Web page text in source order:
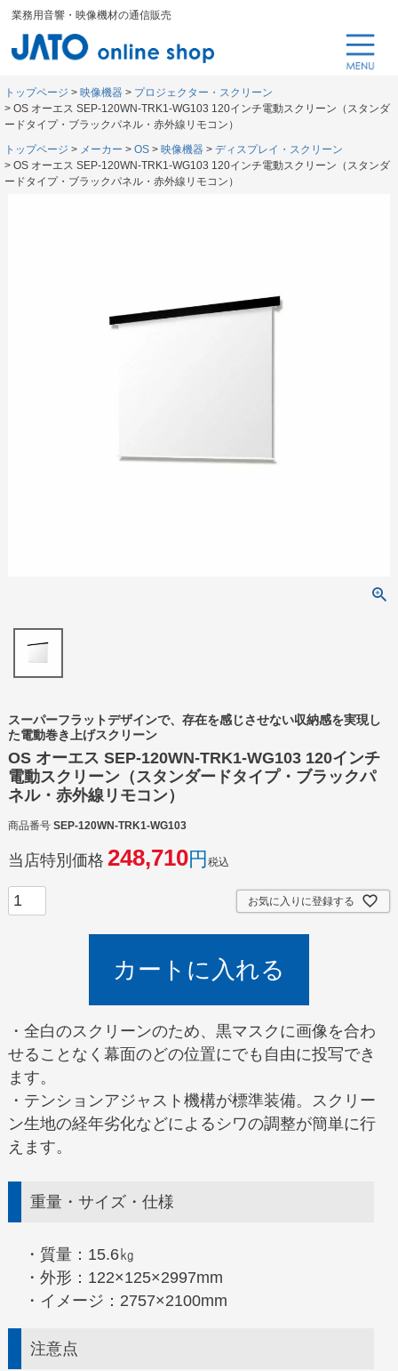
業務用音響・映像機材の通信販売
トップページ 映像機器
プロジェクター・スクリーン
OS オーエス SEP-120WN-TRK1-WG103 120インチ電動スクリーン（スタンダ
ードタイプ・ブラックパネル・赤外線リモコン）
トップページ
メーカー OS 映像機器
ディスプレイ・スクリーン
OS オーエス SEP-120WN-TRK1-WG103 120インチ電動スクリーン（スタンダ
ードタイプ・ブラックパネル・赤外線リモコン）
スーパーフラットデザインで、存在を感じさせない収納感を実現し
た電動巻き上げスクリーン
OS オーエス SEP-120WN-TRK1-WG103 120インチ
電動スクリーン（スタンダードタイプ・ブラックパ
ネル・赤外線リモコン）
商品番号 SEP-120WN-TRK1-WG103
当店特別価格 248,710 税込
お気に入りに登録する
カートに入れる
・全白のスクリーンのため、黒マスクに画像を合わ
せることなく幕面のどの位置にでも自由に投写でき
ます。
・テンションアジャスト機構が標準装備。スクリー
ン生地の経年劣化などによるシワの調整が簡単に行
えます。
重量・サイズ・仕様
・質量：15.6㎏
・外形：122×125×2997mm
・イメージ：2757×2100mm
注意点